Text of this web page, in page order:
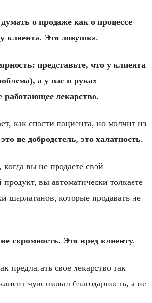
о продаже как о процессе
у клиента. Это ловушка.
представьте, что у клиента
а у вас в руках
работающее лекарство.
как спасти пациента, но молчит из
это не добродетель, это халатность.
вы не продаете свой
продукт, вы автоматически толкаете
шарлатанов, которые продавать не
скромность. Это вред клиенту.
предлагать свое лекарство так
чувствовал благодарность, а не